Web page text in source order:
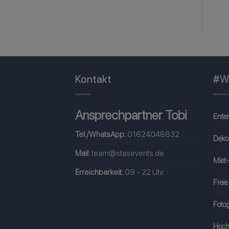
Kontakt
Ansprechpartner Tobi
Tel./WhatsApp: 01624048832
Mail:team@stasevents.de
Erreichbarkeit: 09 - 22 Uhr